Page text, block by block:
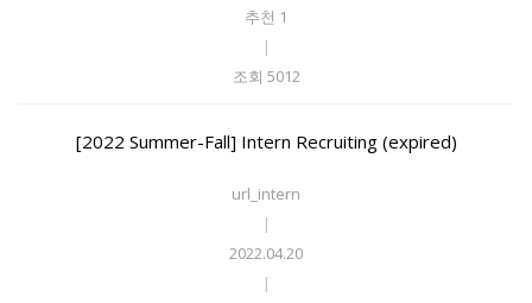
추천 1
|
조회 5012
[2022 Summer-Fall] Intern Recruiting (expired)
url_intern
|
2022.04.20
|